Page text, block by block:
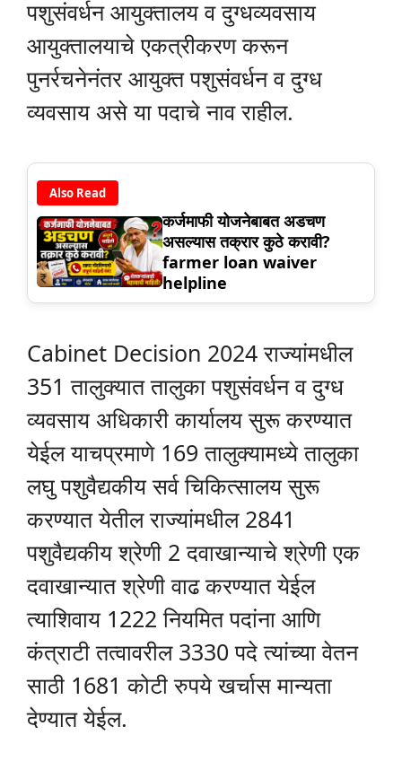
पशुसंवर्धन आयुक्तालय व दुग्धव्यवसाय
आयुक्तालयाचे एकत्रीकरण करून
पुनर्रचनेनंतर आयुक्त पशुसंवर्धन व दुग्ध
व्यवसाय असे या पदाचे नाव राहील.
Also Read
कर्जमाफी योजनेबाबत अडचण
असल्यास तक्रार कुठे करावी?
farmer loan waiver
helpline
Cabinet Decision 2024 राज्यांमधील
351 तालुक्यात तालुका पशुसंवर्धन व दुग्ध
व्यवसाय अधिकारी कार्यालय सुरू करण्यात
येईल याचप्रमाणे 169 तालुक्यामध्ये तालुका
लघु पशुवैद्यकीय सर्व चिकित्सालय सुरू
करण्यात येतील राज्यांमधील 2841
पशुवैद्यकीय श्रेणी 2 दवाखान्याचे श्रेणी एक
दवाखान्यात श्रेणी वाढ करण्यात येईल
त्याशिवाय 1222 नियमित पदांना आणि
कंत्राटी तत्वावरील 3330 पदे त्यांच्या वेतन
साठी 1681 कोटी रुपये खर्चास मान्यता
देण्यात येईल.